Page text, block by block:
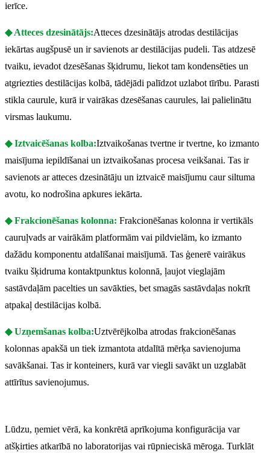
ierīce.
◆ Atteces dzesinātājs:Atteces dzesinātājs atrodas destilācijas
iekārtas augšpusē un ir savienots ar destilācijas pudeli. Tas atdzesē
tvaiku, ievadot dzesēšanas šķidrumu, liekot tam kondensēties un
atgriezties destilācijas kolbā, tādējādi palīdzot uzlabot tīrību. Parasti
stikla caurule, kurā ir vairākas dzesēšanas caurules, lai palielinātu
virsmas laukumu.
◆ Iztvaicēšanas kolba:Iztvaikošanas tvertne ir tvertne, ko izmanto
maisījuma iepildīšanai un iztvaikošanas procesa veikšanai. Tas ir
savienots ar atteces dzesinātāju un iztvaicē maisījumu caur siltuma
avotu, ko nodrošina apkures iekārta.
◆ Frakcionēšanas kolonna: Frakcionēšanas kolonna ir vertikāls
cauruļvads ar vairākām platformām vai pildvielām, ko izmanto
dažādu komponentu atdalīšanai maisījumā. Tas ģenerē vairākus
tvaiku šķidruma kontaktpunktus kolonnā, ļaujot vieglajām
sastāvdaļām pacelties un savākties, bet smagās sastāvdaļas nokrīt
atpakaļ destilācijas kolbā.
◆ Uzņemšanas kolba:Uztvērējkolba atrodas frakcionēšanas
kolonnas apakšā un tiek izmantota atdalītā mērķa savienojuma
savākšanai. Tas ir konteiners, kurā var viegli savākt un uzglabāt
attīrītus savienojumus.
Lūdzu, ņemiet vērā, ka konkrētā aprīkojuma konfigurācija var
atšķirties atkarībā no laboratorijas vai rūpnieciskā mēroga. Turklāt